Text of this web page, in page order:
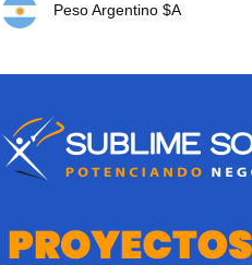
Peso Argentino $A